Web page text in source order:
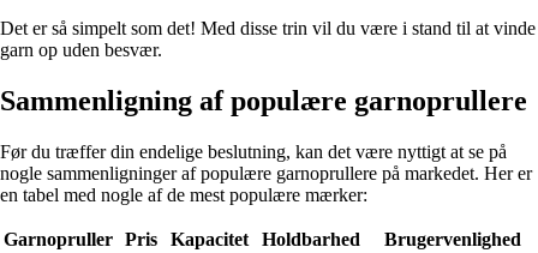
Det er så simpelt som det! Med disse trin vil du være i stand til at vinde
garn op uden besvær.
Sammenligning af populære garnoprullere
Før du træffer din endelige beslutning, kan det være nyttigt at se på
nogle sammenligninger af populære garnoprullere på markedet. Her er
en tabel med nogle af de mest populære mærker:
Garnopruller Pris Kapacitet Holdbarhed
Brugervenlighed